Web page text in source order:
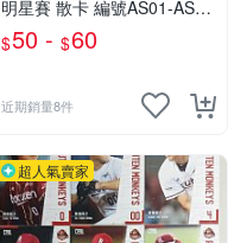
明星賽 散卡 編號AS01-AS09
曾子祐 江承諺 吳念庭 洪一中
王柏融 張肇元 哈瑪星 葉保弟
$50 - $60
近期銷量8件
超人氣賣家